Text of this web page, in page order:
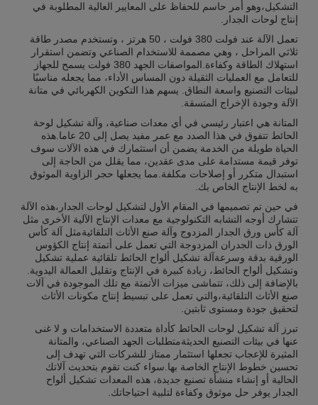
التشكيل،وهو أمر حاسم للحفاظ على المعايير العالية المطلوبة في
إنتاج لوحات الجدار.
تعمل الآلة عند فولت 380 فولت ، 50 هرتز ، وتستخدم مصدر طاقة
ثلاثي المراحل ، وهي مصممة للاستخدام الصناعي وتضمن استقرار
استهلاك الطاقة وكفاءة.المواصفات الجهد 380 فولت يسمح للجهاز
للتعامل مع العمليات الثقيلة دون المساس الأداء، مما يجعله مناسبًا
لبيئات التصنيع واسعة النطاق. يسهم هذا التكوين الكهربائي في متانة
الآلة وجودة الإخراج المتسقة.
المتانة هي اعتبار رئيسي في أي معدات صناعية، وآلة تشكيل لوحة
الحائط تتفوق في هذا الصدد مع عمر مفيد يصل إلى 20 عاما.هذه
الحياة طويلة من الخدمة يضمن أن استثمارك في هذه الآلات سوف
توفر قيمة مستدامة على مدى عقدين، مما يقلل من الحاجة إلى
استبدال متكرر أو إصلاحات مكلفة.مما يجعلها حجر الزاوية الموثوق
به لخط الإنتاج الخاص بك.
في حين تم تصميمها في المقام الأول لتشكيل لوحات الجدار،هذه الآلة
تتشارك أوجه التشابه التكنولوجية مع معدات الإنتاج الآلية الأخرى مثل
آلة كأس ورق الجدار المزدوج وآلة صنع الأثاث التلقائيةمثل آلة كأس
الورق ذات الجدران المزدوجة التي تعمل على أتمتة إنتاج الكؤوس
الورقية بدقة وسرعةآلة تشكيل ألواح الحائط تلقائية عملية تشكيل
وتشكيل ألواح الحائط، زيادة كبيرة في الإنتاج وتقليل العمالة اليدوية.
بالإضافة إلى ذلك، تتماشى ميزات الأتمتة مع تلك الموجودة في آلات
صنع الأثاث التلقائية،والتي تعمل على تبسيط إنتاج مكونات الأثاث
لتحقيق جودة ومستوى ثابتين.
تبرز آلة تشكيل لوحات الحائط كأداة متعددة الاستخدامات و لا غنى
عنها في بيئات التصنيع الحديثةمتطلبات الجهد الصناعي، والمتانة
المثيرة للإعجاب تجعلها استثمار ممتاز للشركات التي تهدف إلى
تحسين خطوط الإنتاج الخاصة بها.سواء كنت تقوم بتحديث آلاتك
الحالية أو إنشاء منشأة تصنيع جديدة، هذه المعدات تشكيل ألواح
الجدار يوفر حل موثوق وكفاءة لتلبية احتياجاتك.